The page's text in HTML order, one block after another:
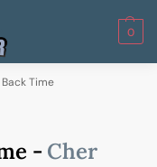
0
Time
- Cher